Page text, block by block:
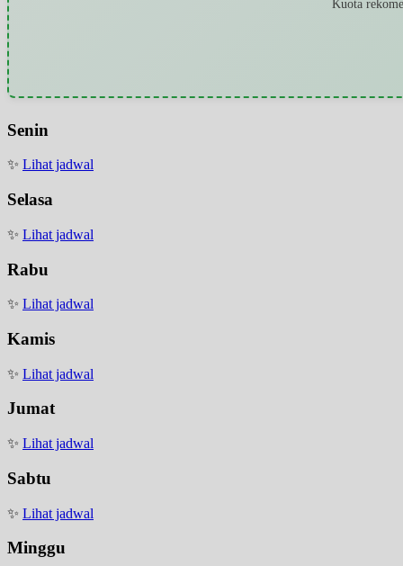
Kuota
Senin
✨ Lihat jadwal
Selasa
✨ Lihat jadwal
Rabu
✨ Lihat jadwal
Kamis
✨ Lihat jadwal
Jumat
✨ Lihat jadwal
Sabtu
✨ Lihat jadwal
Minggu